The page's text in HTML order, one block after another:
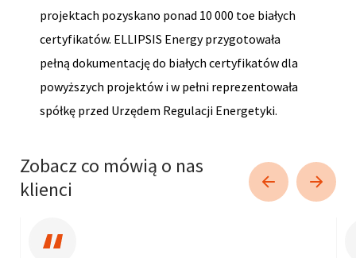
projektach pozyskano ponad 10 000 toe białych
certyfikatów. ELLIPSIS Energy przygotowała
pełną dokumentację do białych certyfikatów dla
powyższych projektów i w pełni reprezentowała
spółkę przed Urzędem Regulacji Energetyki.
Zobacz co mówią o nas
klienci